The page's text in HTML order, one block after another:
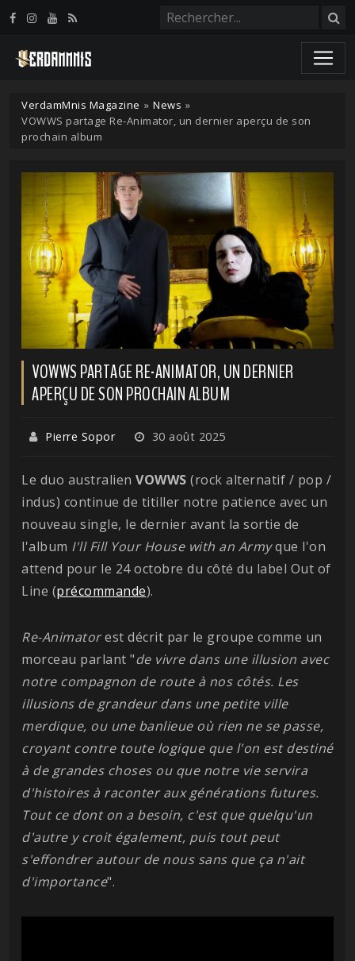
VerdamMnis Magazine » News »
VOWWS partage Re-Animator, un dernier aperçu de son
prochain album
VOWWS PARTAGE RE-ANIMATOR, UN DERNIER
APERÇU DE SON PROCHAIN ALBUM
Pierre Sopor 30 août 2025
Le duo australien VOWWS (rock alternatif / pop /
indus) continue de titiller notre patience avec un
nouveau single, le dernier avant la sortie de
l'album I'll Fill Your House with an Armyque l'on
attend pour le 24 octobre du côté du label Out of
Line (précommande).
Re-Animatorest décrit par le groupe comme un
morceau parlant "de vivre dans une illusion avec
notre compagnon de route à nos côtés. Les
illusions de grandeur dans une petite ville
merdique, ou une banlieue où rien ne se passe,
croyant contre toute logique que l'on est destiné
à de grandes choses ou que notre vie servira
d'histoires à raconter aux générations futures.
Tout ce dont on a besoin, c'est que quelqu'un
d'autre y croit également, puis tout peut
s'effondrer autour de nous sans que ça n'ait
d'importance".
Panneau de gestion des cookies